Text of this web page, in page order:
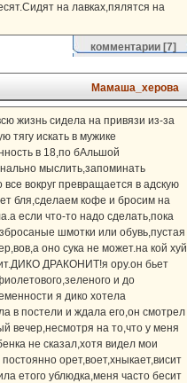
на лавках,пялятся на
комментарии[7]
Мамаша_херова
жизнь сидела на привязи из-за
тягу искать в мужике
в 18,по бАльшой
мыслить,запоминать
вокруг превращается в адскую
бля,сделаем кофе и бросим на
если что-то надо сделать,пока
шмотки или обувь,пустая
оно сука не может.на кой хуй
ДРАКОНИТ!я ору.он бьет
и до
я дико хотела
в постели и ждала его,он смотрел
вечер,несмотря на то,что у меня
не сказал,хотя видел мои
орет,воет,хныкает,висит
етого ублюдка,меня часто бесит